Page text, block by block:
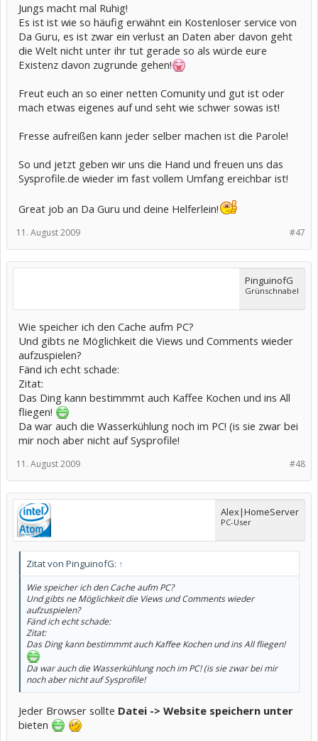
Jungs macht mal Ruhig!
Es ist ist wie so häufig erwähnt ein Kostenloser service von
Da Guru, es ist zwar ein verlust an Daten aber davon geht
die Welt nicht unter ihr tut gerade so als würde eure
Existenz davon zugrunde gehen!
Freut euch an so einer netten Comunity und gut ist oder
mach etwas eigenes auf und seht wie schwer sowas ist!
Fresse aufreißen kann jeder selber machen ist die Parole!
So und jetzt geben wir uns die Hand und freuen uns das
Sysprofile.de wieder im fast vollem Umfang ereichbar ist!
Great job an Da Guru und deine Helferlein!
#47
11. August 2009
PinguinofG
Grünschnabel
Wie speicher ich den Cache aufm PC?
Und gibts ne Möglichkeit die Views und Comments wieder
aufzuspielen?
Fänd ich echt schade:
Zitat:
Das Ding kann bestimmmt auch Kaffee Kochen und ins All
fliegen!
Da war auch die Wasserkühlung noch im PC! (is sie zwar bei
mir noch aber nicht auf Sysprofile!
#48
11. August 2009
Alex|HomeServer
PC-User
Zitat von PinguinofG: ↑
Wie speicher ich den Cache aufm PC?
Und gibts ne Möglichkeit die Views und Comments wieder
aufzuspielen?
Fänd ich echt schade:
Zitat:
Das Ding kann bestimmmt auch Kaffee Kochen und ins All fliegen!
Da war auch die Wasserkühlung noch im PC! (is sie zwar bei mir
noch aber nicht auf Sysprofile!
Jeder Browser sollte Datei -> Website speichern unter
bieten